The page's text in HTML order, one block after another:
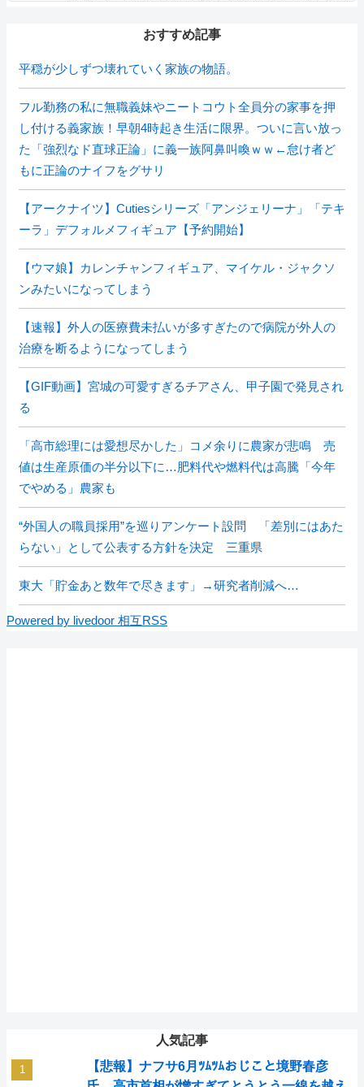
おすすめ記事
平穏が少しずつ壊れていく家族の物語。
フル勤務の私に無職義妹やニートコウト全員分の家事を押
し付ける義家族！早朝4時起き生活に限界。ついに言い放っ
た「強烈なド直球正論」に義一族阿鼻叫喚ｗｗ←怠け者ど
もに正論のナイフをグサリ
【アークナイツ】Cutiesシリーズ「アンジェリーナ」「テキ
ーラ」デフォルメフィギュア【予約開始】
【ウマ娘】カレンチャンフィギュア、マイケル・ジャクソ
ンみたいになってしまう
【速報】外人の医療費未払いが多すぎたので病院が外人の
治療を断るようになってしまう
【GIF動画】宮城の可愛すぎるチアさん、甲子園で発見され
る
「高市総理には愛想尽かした」コメ余りに農家が悲鳴 売
値は生産原価の半分以下に…肥料代や燃料代は高騰「今年
でやめる」農家も
“外国人の職員採用”を巡りアンケート設問 「差別にはあた
らない」として公表する方針を決定 三重県
東大「貯金あと数年で尽きます」→研究者削減へ…
Powered by livedoor 相互RSS
人気記事
【悲報】ナフサ6月ﾂﾑﾂﾑおじこと境野春彦